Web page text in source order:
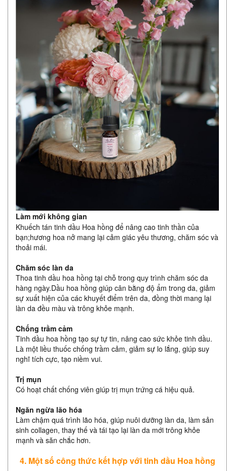
Làm mới không gian
Khuếch tán tinh dầu Hoa hồng để nâng cao tinh thần của
bạn;hương hoa nở mang lại cảm giác yêu thương, chăm sóc và
thoải mái.
Chăm sóc làn da
Thoa tinh dầu hoa hồng tại chỗ trong quy trình chăm sóc da
hàng ngày.Dầu hoa hồng giúp cân bằng độ ẩm trong da, giảm
sự xuất hiện của các khuyết điểm trên da, đồng thời mang lại
làn da đều màu và trông khỏe mạnh.
Chống trầm cảm
Tinh dầu hoa hồng tạo sự tự tin, nâng cao sức khỏe tinh dầu.
Là một liều thuốc chống trầm cảm, giảm sự lo lắng, giúp suy
nghĩ tích cực, tạo niềm vui.
Trị mụn
Có hoạt chất chống viên giúp trị mụn trứng cá hiệu quả.
Ngăn ngừa lão hóa
Làm chậm quá trình lão hóa, giúp nuôi dưỡng làn da, làm sản
sinh collagen, thay thế và tái tạo lại làn da mới trông khỏe
mạnh và săn chắc hơn.
4. Một số công thức kết hợp với tinh dầu Hoa hồng